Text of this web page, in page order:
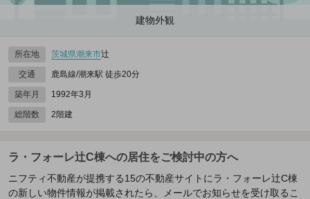
建物外観
所在地 茨城県潮来市辻
交通 鹿島線/潮来駅 徒歩20分
築年月 1992年3月
総階数 2階建
ラ・フォーレ辻C棟への居住をご検討中の方へ
ニフティ不動産が提携する15の不動産サイトにラ・フォーレ辻C棟
の新しい物件情報が掲載されたら、メールでお知らせを受け取るこ